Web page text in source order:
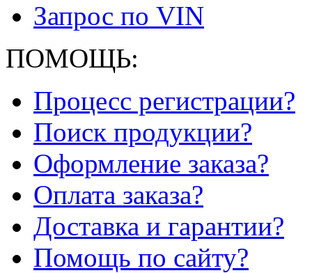
Запрос по VIN
ПОМОЩЬ:
Процесс регистрации?
Поиск продукции?
Оформление заказа?
Оплата заказа?
Доставка и гарантии?
Помощь по сайту?